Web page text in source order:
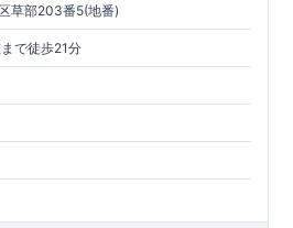
草部203番5(地番)
で徒歩21分